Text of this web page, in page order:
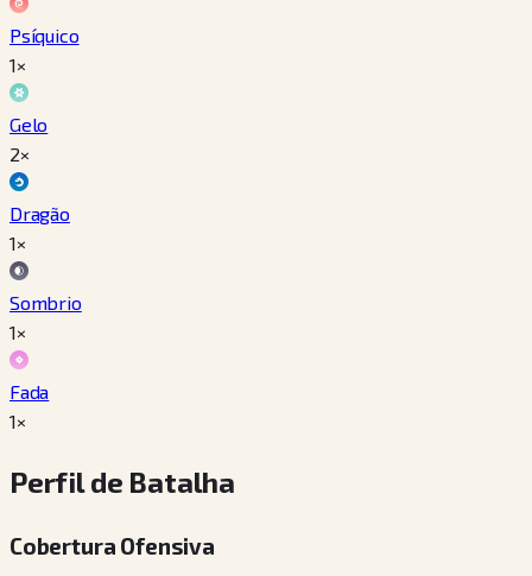
Psíquico
1×
Gelo
2×
Dragão
1×
Sombrio
1×
Fada
1×
Perfil de Batalha
Cobertura Ofensiva